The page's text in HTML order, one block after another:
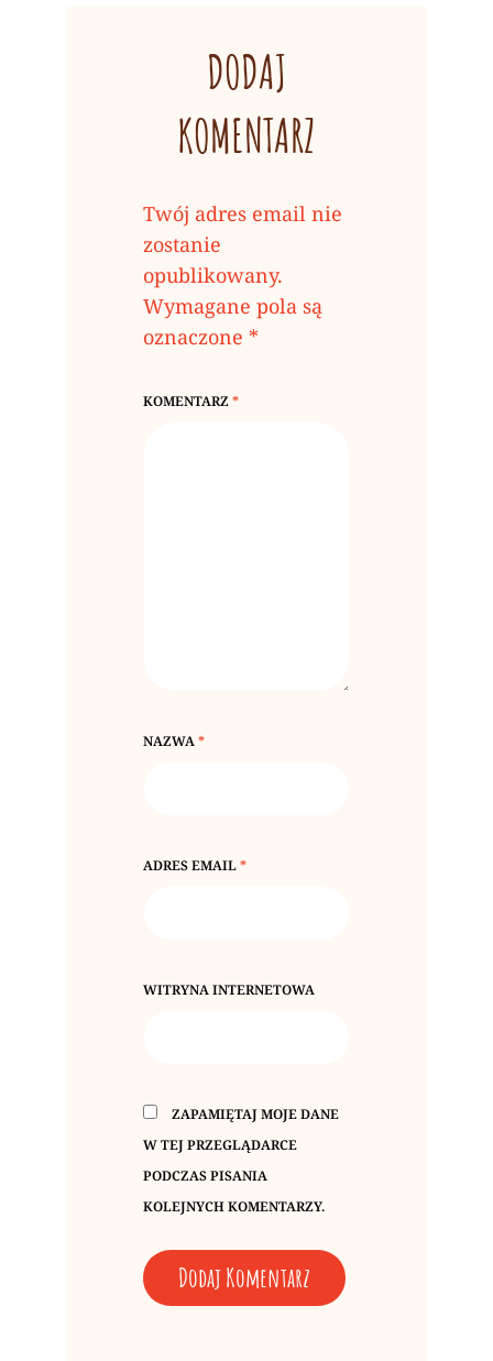
DODAJ
KOMENTARZ
Twój adres email nie
zostanie
opublikowany.
Wymagane pola są
oznaczone *
KOMENTARZ*
NAZWA*
ADRES EMAIL*
WITRYNA INTERNETOWA
ZAPAMIĘTAJ MOJE DANE
W TEJ PRZEGLĄDARCE
PODCZAS PISANIA
KOLEJNYCH KOMENTARZY.